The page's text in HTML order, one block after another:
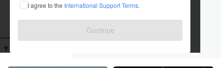
I agree to the International Support Terms.
Continue
出身国：日本 出身地：未設定